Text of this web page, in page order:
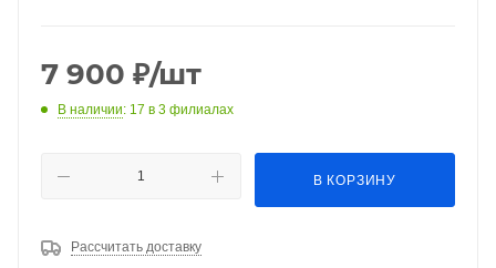
7 900 ₽/шт
В наличии: 17 в 3 филиалах
В КОРЗИНУ
Рассчитать доставку